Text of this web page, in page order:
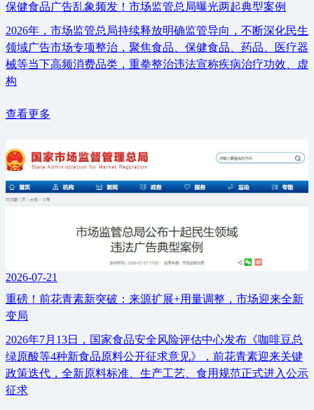
保健食品广告乱象频发！市场监管总局曝光两起典型案例
2026年，市场监管总局持续释放明确监管导向，不断深化民生
领域广告市场专项整治，聚焦食品、保健食品、药品、医疗器
械等当下高频消费品类，重拳整治违法宣称疾病治疗功效、虚
构
查看更多
2026-07-21
重磅！前花青素新突破：来源扩展+用量调整，市场迎来全新
变局
2026年7月13日，国家食品安全风险评估中心发布《咖啡豆总
绿原酸等4种新食品原料公开征求意见》，前花青素迎来关键
政策迭代，全新原料标准、生产工艺、食用规范正式进入公示
征求